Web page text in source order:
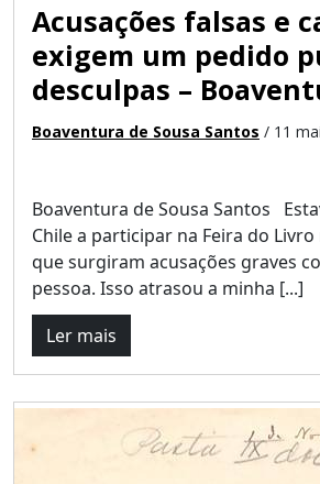
Acusações falsas e
exigem um pedido
desculpas –
Boaventura de Sousa Santos / 11
Boaventura de Sousa Santos
Chile a participar na Feira do
que surgiram acusações graves
pessoa. Isso atrasou a minha [...]
Ler mais